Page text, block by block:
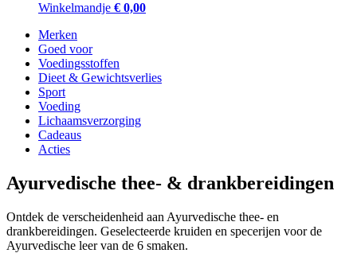
Winkelmandje € 0,00
Merken
Goed voor
Voedingsstoffen
Dieet & Gewichtsverlies
Sport
Voeding
Lichaamsverzorging
Cadeaus
Acties
Ayurvedische thee- & drankbereidingen
Ontdek de verscheidenheid aan Ayurvedische thee- en
drankbereidingen. Geselecteerde kruiden en specerijen voor de
Ayurvedische leer van de 6 smaken.